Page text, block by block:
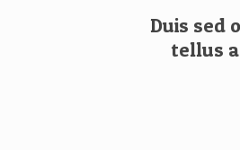
Duis sed
tellus